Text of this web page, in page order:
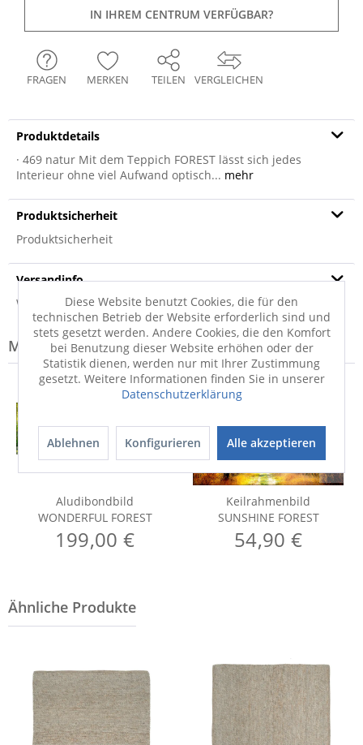
IN IHREM CENTRUM VERFÜGBAR?
VERGLEICHEN
FRAGEN MERKEN TEILEN
Produktdetails
· 469 natur Mit dem Teppich FOREST lässt sich jedes
Interieur ohne viel Aufwand optisch... mehr
Produktsicherheit
Produktsicherheit
Versandinfo
Weitere Informationen zum Versand...
Modell-Familie: FOREST
Aludibondbild
WONDERFUL FOREST
199,00 €
Keilrahmenbild
SUNSHINE FOREST
54,90 €
Diese Website benutzt Cookies, die für den
technischen Betrieb der Website erforderlich sind und
stets gesetzt werden. Andere Cookies, die den Komfort
bei Benutzung dieser Website erhöhen oder der
Statistik dienen, werden nur mit Ihrer Zustimmung
gesetzt. Weitere Informationen finden Sie in unserer
Datenschutzerklärung
Ablehnen Konfigurieren Alle akzeptieren